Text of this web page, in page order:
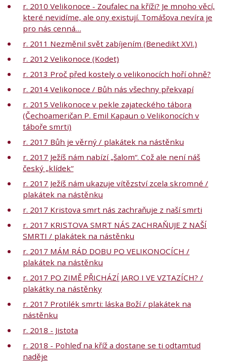
r. 2010 Velikonoce - Zoufalec na kříži? Je mnoho věcí,
které nevidíme, ale ony existují. Tomášova nevíra je
pro nás cenná…
r. 2011 Nezměnil svět zabíjením (Benedikt XVI.)
r. 2012 Velikonoce (Kodet)
r. 2013 Proč před kostely o velikonocích hoří ohně?
r. 2014 Velikonoce / Bůh nás všechny překvapí
r. 2015 Velikonoce v pekle zajateckého tábora
(Čechoameričan P. Emil Kapaun o Velikonocích v
táboře smrti)
r. 2017 Bůh je věrný / plakátek na nástěnku
r. 2017 Ježíš nám nabízí „šalom“. Což ale není náš
český „klídek“
r. 2017 Ježíš nám ukazuje vítězství zcela skromné /
plakátek na nástěnku
r. 2017 Kristova smrt nás zachraňuje z naší smrti
r. 2017 KRISTOVA SMRT NÁS ZACHRAŇUJE Z NAŠÍ
SMRTI / plakátek na nástěnku
r. 2017 MÁM RÁD DOBU PO VELIKONOCÍCH /
plakátek na nástěnku
r. 2017 PO ZIMĚ PŘICHÁZÍ JARO I VE VZTAZÍCH? /
plakátky na nástěnky
r. 2017 Protilék smrti: láska Boží / plakátek na
nástěnku
r. 2018 - Jistota
r. 2018 - Pohleď na kříž a dostane se ti odtamtud
naděje